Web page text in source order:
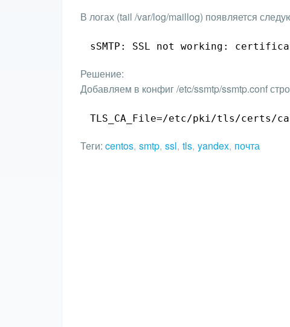
В логах (tail /var/log/maillog) появляется
sSMTP: SSL not working:
Решение:
Добавляем в конфиг /etc/ssmtp/ssmtp.conf
TLS_CA_File=/etc/pki/tls/certs/
Теги: centos, smtp, ssl, tls, yandex, почта